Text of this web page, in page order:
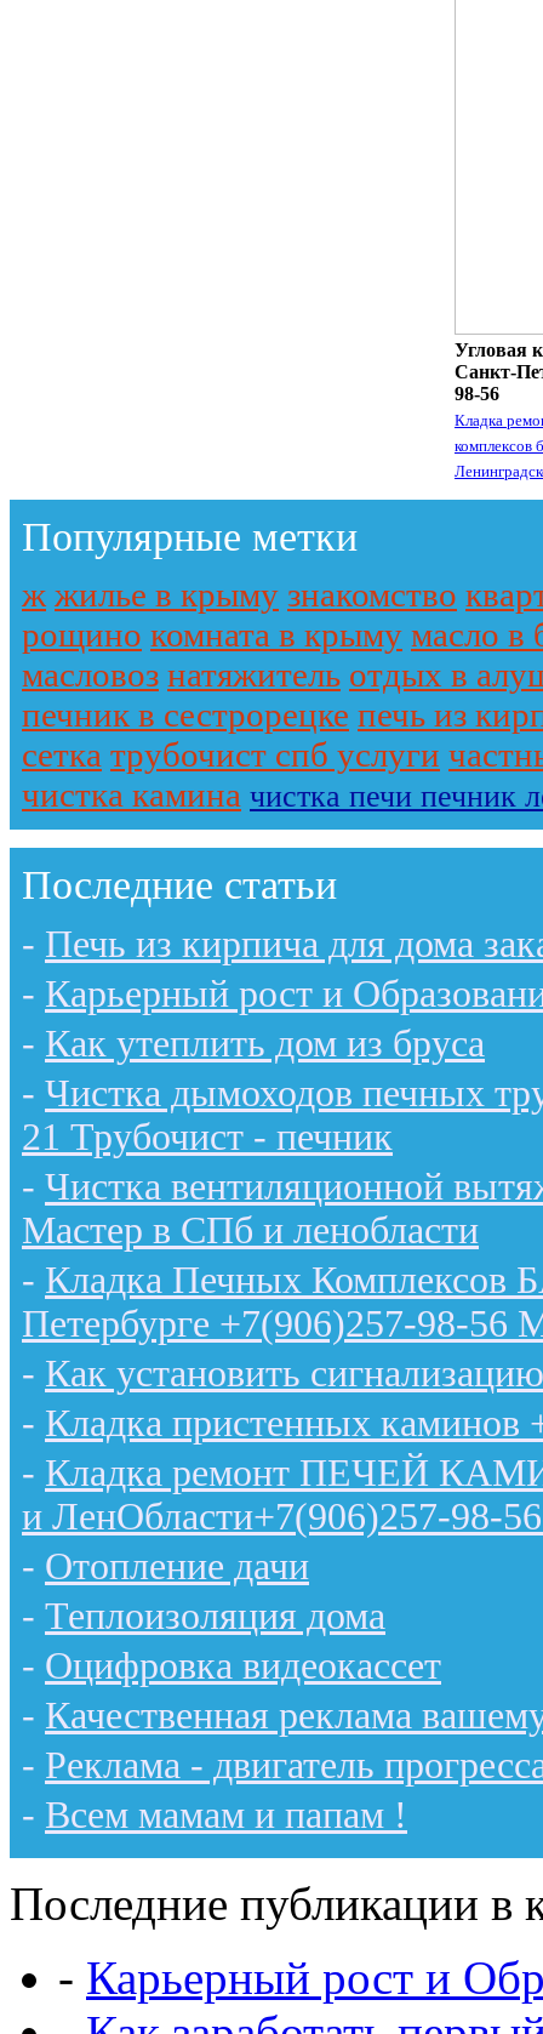
Угловая
Санкт-
98-56
Кладка
комплексов
Популярные метки
ж жилье в крыму знакомство
рощино комната в крыму масло в
масловоз натяжитель отдых в
печник в сестрорецке печь из
сетка трубочист спб услуги
чистка камина чистка печи печник
Последние статьи
- Печь из кирпича для дома
- Карьерный рост и
- Как утеплить дом из бруса
- Чистка дымоходов печных
21 Трубочист - печник
- Чистка вентиляционной
Мастер в СПб и ленобласти
- Кладка Печных Комплексов
Петербурге +7(906)257-98-56
- Как установить
- Кладка пристенных каминов
- Кладка ремонт ПЕЧЕЙ
и ЛенОбласти+7(906)257-98-
- Отопление дачи
- Теплоизоляция дома
- Оцифровка видеокассет
- Качественная реклама
- Реклама - двигатель
- Всем мамам и папам !
Последние публикации в
- Карьерный рост и